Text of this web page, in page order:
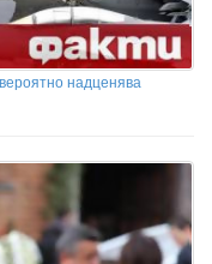
надценява